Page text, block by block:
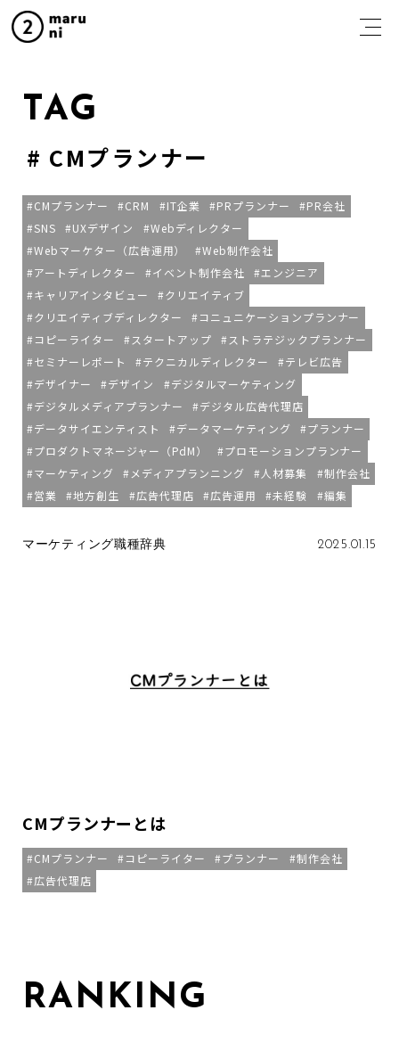
TAG
CMプランナー
CMプランナー CRM IT企業 PRプランナー
PR会社
SNS
UXデザイン
Webディレクター
Webマーケター（広告運用）
Web制作会社
アートディレクター
イベント制作会社
エンジニア
キャリアインタビュー
クリエイティブ
クリエイティブディレクター
コニュニケーションプランナー
コピーライター
スタートアップ
ストラテジックプランナー
セミナーレポート
テクニカルディレクター
テレビ広告
デザイナー
デザイン
デジタルマーケティング
デジタルメディアプランナー
デジタル広告代理店
データサイエンティスト
データマーケティング
プランナー
プロダクトマネージャー（PdM）
プロモーションプランナー
マーケティング
メディアプランニング 人材募集
制作会社
営業
地方創生 広告代理店 広告運用 未経験 編集
マーケティング職種辞典 2025.01.15
CMプランナーとは
CMプランナー コピーライター プランナー
制作会社
広告代理店
RANKING